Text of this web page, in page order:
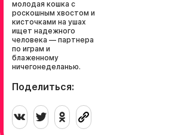
молодая кошка с
роскошным хвостом и
кисточками на ушах
ищет надежного
человека — партнера
по играм и
блаженному
ничегонеделанью.
Поделиться: